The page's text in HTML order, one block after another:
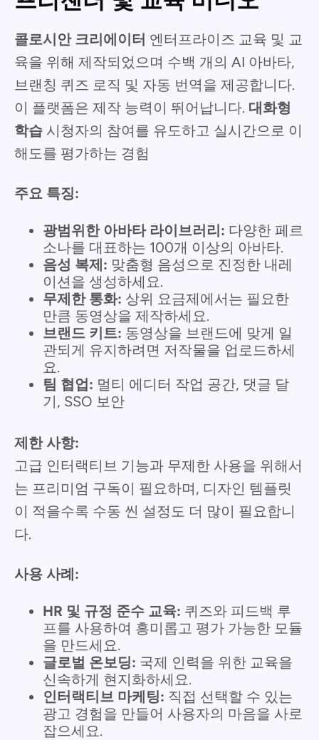
콜로시안 크리에이터 엔터프라이즈 교육 및 교
육을 위해 제작되었으며 수백 개의 AI 아바타,
브랜칭 퀴즈 로직 및 자동 번역을 제공합니다.
이 플랫폼은 제작 능력이 뛰어납니다. 대화형
학습 시청자의 참여를 유도하고 실시간으로 이
해도를 평가하는 경험
주요 특징:
광범위한 아바타 라이브러리: 다양한 페르
소나를 대표하는 100개 이상의 아바타.
음성 복제: 맞춤형 음성으로 진정한 내레
이션을 생성하세요.
무제한 통화: 상위 요금제에서는 필요한
만큼 동영상을 제작하세요.
브랜드 키트: 동영상을 브랜드에 맞게 일
관되게 유지하려면 저작물을 업로드하세
요.
팀 협업: 멀티 에디터 작업 공간, 댓글 달
기, SSO 보안
제한 사항:
고급 인터랙티브 기능과 무제한 사용을 위해서
는 프리미엄 구독이 필요하며, 디자인 템플릿
이 적을수록 수동 씬 설정도 더 많이 필요합니
다.
사용 사례:
HR 및 규정 준수 교육: 퀴즈와 피드백 루
프를 사용하여 흥미롭고 평가 가능한 모듈
을 만드세요.
글로벌 온보딩: 국제 인력을 위한 교육을
신속하게 현지화하세요.
인터랙티브 마케팅: 직접 선택할 수 있는
광고 경험을 만들어 사용자의 마음을 사로
잡으세요.